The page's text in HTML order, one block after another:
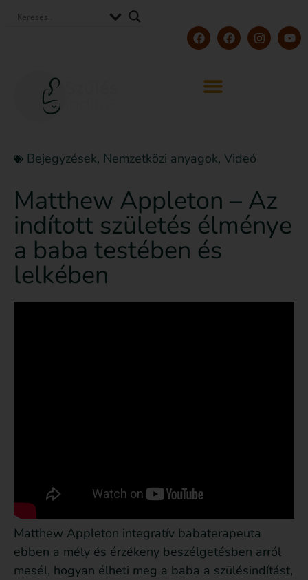
Bejegyzések, Nemzetközi anyagok, Videó
Matthew Appleton – Az
indított születés élménye
a baba testében és
lelkében
Matthew Appleton integratív babaterapeuta
ebben a mély és érzékeny beszélgetésben arról
mesél, hogyan élheti meg a baba a szülésindítást,